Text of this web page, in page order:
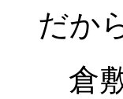
だか
倉